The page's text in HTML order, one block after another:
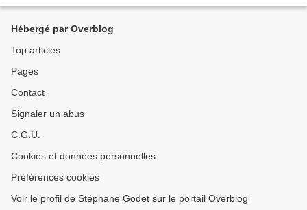
Hébergé par Overblog
Top articles
Pages
Contact
Signaler un abus
C.G.U.
Cookies et données personnelles
Préférences cookies
Voir le profil de Stéphane Godet sur le portail Overblog